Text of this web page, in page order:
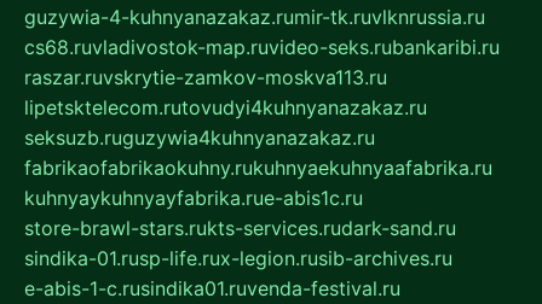
guzywia-4-kuhnyanazakaz.rumir-tk.ruvlknrussia.ru
cs68.ruvladivostok-map.ruvideo-seks.rubankaribi.ru
raszar.ruvskrytie-zamkov-moskva113.ru
lipetsktelecom.rutovudyi4kuhnyanazakaz.ru
seksuzb.ruguzywia4kuhnyanazakaz.ru
fabrikaofabrikaokuhny.rukuhnyaekuhnyaafabrika.ru
kuhnyaykuhnyayfabrika.rue-abis1c.ru
store-brawl-stars.rukts-services.rudark-sand.ru
sindika-01.rusp-life.rux-legion.rusib-archives.ru
e-abis-1-c.rusindika01.ruvenda-festival.ru